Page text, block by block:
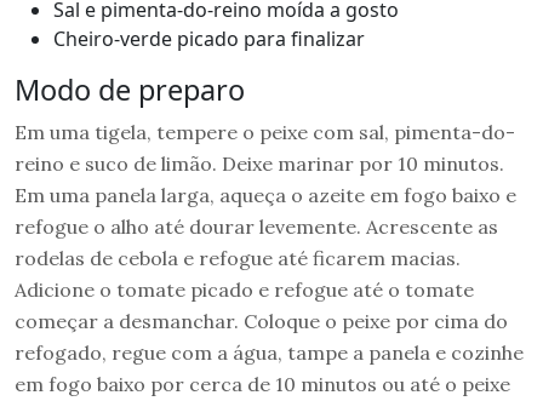
Sal e pimenta-do-reino moída a gosto
Cheiro-verde picado para finalizar
Modo de preparo
Em uma tigela, tempere o peixe com sal, pimenta-do-
reino e suco de limão. Deixe marinar por 10 minutos.
Em uma panela larga, aqueça o azeite em fogo baixo e
refogue o alho até dourar levemente. Acrescente as
rodelas de cebola e refogue até ficarem macias.
Adicione o tomate picado e refogue até o tomate
começar a desmanchar. Coloque o peixe por cima do
refogado, regue com a água, tampe a panela e cozinhe
em fogo baixo por cerca de 10 minutos ou até o peixe